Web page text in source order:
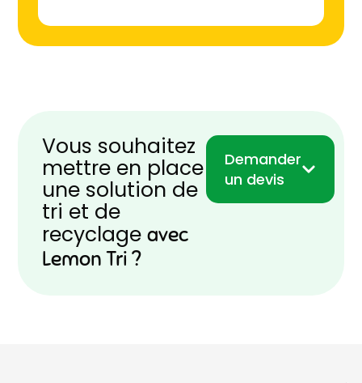
Vous souhaitez
mettre en place
une solution de
tri et de
recyclageavec
Lemon Tri ?
Demander
un devis